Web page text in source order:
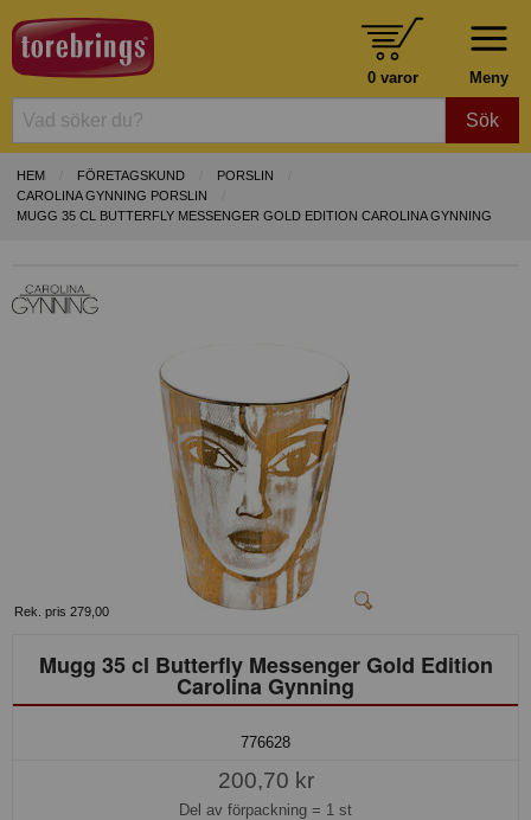
Meny
0 varor
Sök
HEM FÖRETAGSKUND
PORSLIN
CAROLINA GYNNING PORSLIN
MUGG 35 CL BUTTERFLY MESSENGER GOLD EDITION CAROLINA GYNNING
Rek. pris 279,00
Mugg 35 cl Butterfly Messenger Gold Edition
Carolina Gynning
776628
200,70 kr
Del av förpackning = 1 st